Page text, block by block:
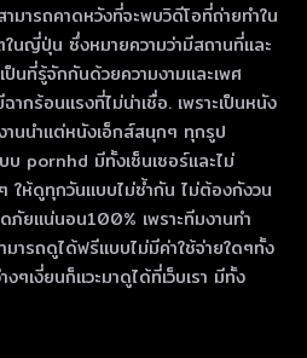
มารถคาดหวังที่จะพบวิดีโอที่ถ่ายทําใน
นญี่ปุ่น ซึ่งหมายความว่ามีสถานที่และ
นที่รู้จักกันด้วยความงามและเพศ
กร้อนแรงที่ไม่น่าเชื่อ. เพราะเป็นหนัง
นนำแต่หนังเอ็กส์สนุกๆ ทุกรูป
pornhd มีทั้งเซ็นเซอร์และไม่
ให้ดูทุกวันแบบไม่ซ้ำกัน ไม่ต้องกังวน
ภัยแน่นอน100% เพราะทีมงานทำ
ารถดูได้ฟรีแบบไม่มีค่าใช้จ่ายใดๆทั้ง
ๆเงี่ยนก็แวะมาดูได้ที่เว็บเรา มีทั้ง